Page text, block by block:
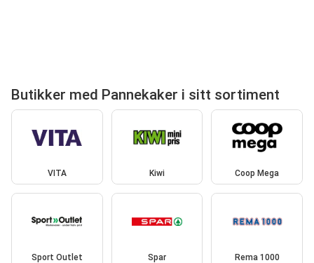
Butikker med Pannekaker i sitt sortiment
VITA Kiwi Coop Mega
Sport Outlet Spar Rema 1000